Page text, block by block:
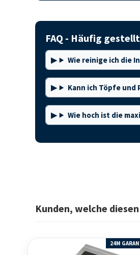
FAQ - Häufig
Wie reinige ich die
Kann ich Töpfe und
Wie hoch ist die
Kunden, welche
24M